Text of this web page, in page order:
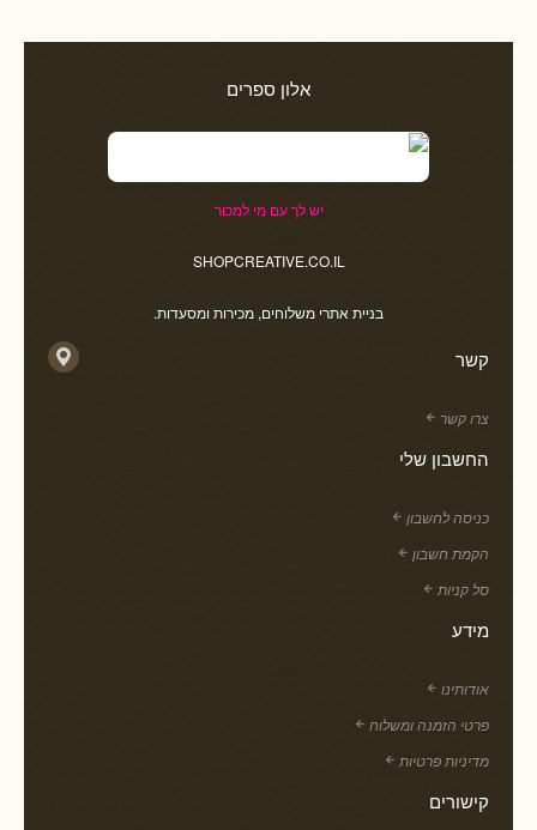
אלון ספרים
יש לך עם מי למכור
SHOPCREATIVE.CO.IL
בניית אתרי משלוחים, מכירות ומסעדות.
קשר
צרו קשר
החשבון שלי
כניסה לחשבון
הקמת חשבון
סל קניות
מידע
אודותינו
פרטי הזמנה ומשלוח
מדיניות פרטיות
קישורים